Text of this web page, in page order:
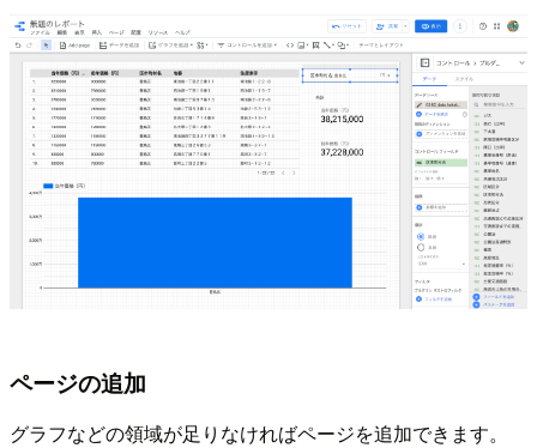
ページの追加
グラフなどの領域が足りなければページを追加できます。